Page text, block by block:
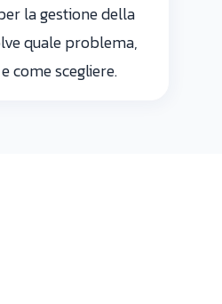
la gestione della
quale problema,
come scegliere.